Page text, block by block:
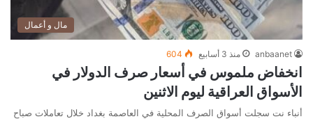
مال و أعمال
anbaanet منذ 3 أسابيع 604
انخفاض ملموس في أسعار صرف الدولار في
الأسواق العراقية ليوم الاثنين
أنباء نت سجلت أسواق الصرف المحلية في العاصمة بغداد خلال تعاملات صباح